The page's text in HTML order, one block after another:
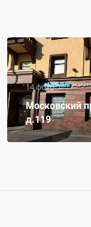
14 фото
Московский
д.119